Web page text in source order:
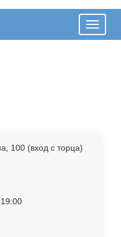
100 (вход с торца)